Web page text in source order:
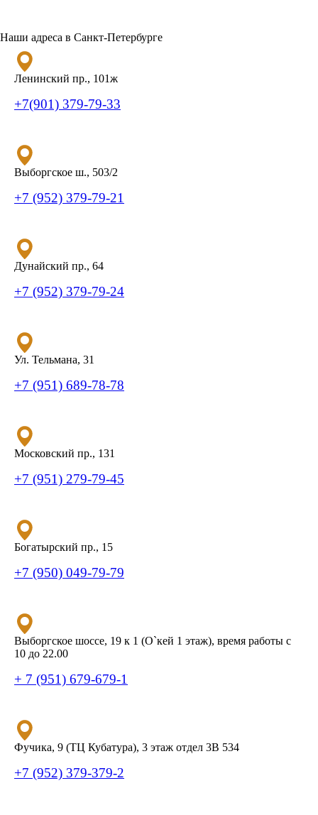
Наши адреса в Санкт-Петербурге
Ленинский пр., 101ж
+7(901) 379-79-33
Выборгское ш., 503/2
+7 (952) 379-79-21
Дунайский пр., 64
+7 (952) 379-79-24
Ул. Тельмана, 31
+7 (951) 689-78-78
Московский пр., 131
+7 (951) 279-79-45
Богатырский пр., 15
+7 (950) 049-79-79
Выборгское шоссе, 19 к 1 (О`кей 1 этаж), время работы с
10 до 22.00
+ 7 (951) 679-679-1
Фучика, 9 (ТЦ Кубатура), 3 этаж отдел 3В 534
+7 (952) 379-379-2